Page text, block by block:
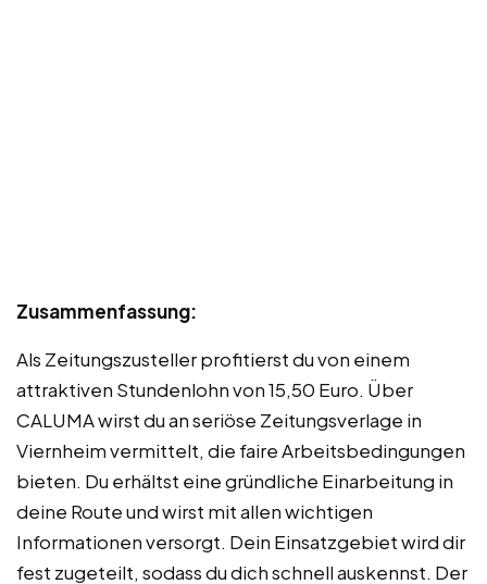
Zusammenfassung:
Als Zeitungszusteller profitierst du von einem
attraktiven Stundenlohn von 15,50 Euro. Über
CALUMA wirst du an seriöse Zeitungsverlage in
Viernheim vermittelt, die faire Arbeitsbedingungen
bieten. Du erhältst eine gründliche Einarbeitung in
deine Route und wirst mit allen wichtigen
Informationen versorgt. Dein Einsatzgebiet wird dir
fest zugeteilt, sodass du dich schnell auskennst. Der